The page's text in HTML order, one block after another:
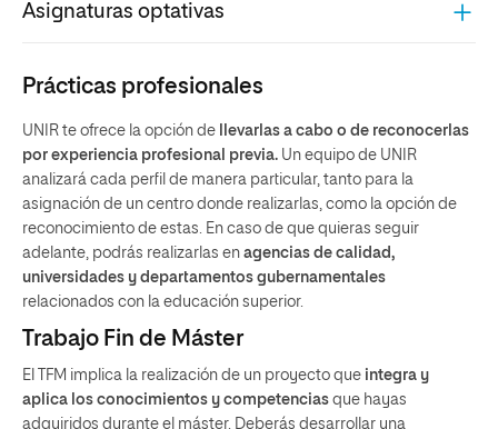
Asignaturas optativas
Prácticas profesionales
UNIR te ofrece la opción de llevarlas a cabo o de reconocerlas
por experiencia profesional previa. Un equipo de UNIR
analizará cada perfil de manera particular, tanto para la
asignación de un centro donde realizarlas, como la opción de
reconocimiento de estas. En caso de que quieras seguir
adelante, podrás realizarlas en agencias de calidad,
universidades y departamentos gubernamentales
relacionados con la educación superior.
Trabajo Fin de Máster
El TFM implica la realización de un proyecto que integra y
aplica los conocimientos y competencias que hayas
adquiridos durante el máster. Deberás desarrollar una